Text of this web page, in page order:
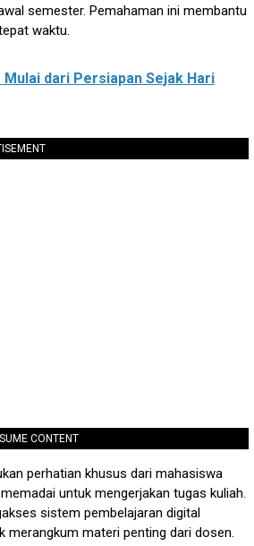
semester. Pemahaman ini membantu
waktu.
Mulai dari Persiapan Sejak Hari
CONTENT
perhatian khusus dari mahasiswa
untuk mengerjakan tugas kuliah.
sistem pembelajaran digital
merangkum materi penting dari dosen.